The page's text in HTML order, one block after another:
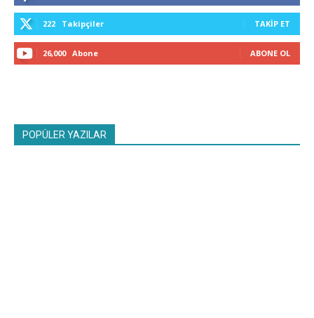
222 Takipçiler TAKIP ET
26,000 Abone ABONE OL
POPÜLER YAZILAR